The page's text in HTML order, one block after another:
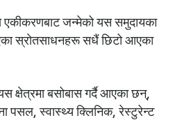
जन्मेको यस समुदायका
स्रोतसाधनहरू सधैं छिटो आएका
क्षेत्रमा बसोबास गर्दै आएका छन्,
पसल, स्वास्थ्य क्लिनिक, रेस्टुरेन्ट